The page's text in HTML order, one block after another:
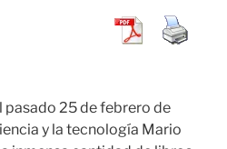
pasado 25 de febrero de
y la tecnología Mario